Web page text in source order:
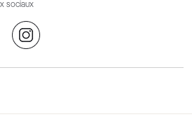
sociaux